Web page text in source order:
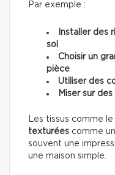
Par exemple :
Installer des
sol
Choisir un
pièce
Utiliser des
Miser sur
Les tissus comme le
texturées comme un
souvent une
une maison simple.